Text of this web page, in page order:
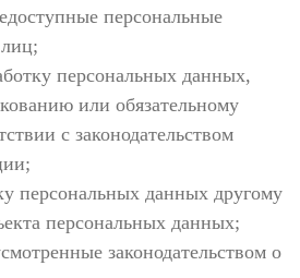
персональные
персональных данных,
или обязательному
с законодательством
персональных данных другому
персональных данных;
законодательством о